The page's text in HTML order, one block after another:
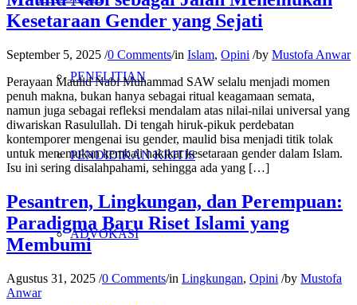
PENELITIAN
PENDIDIKAN KRITIS
ADVOKASI
Kesetaraan Gender yang Sejati
September 5, 2025 /0 Comments/in Islam, Opini /by Mustofa Anwar
Perayaan Maulid Nabi Muhammad SAW selalu menjadi momen
penuh makna, bukan hanya sebagai ritual keagamaan semata,
namun juga sebagai refleksi mendalam atas nilai-nilai universal yang
diwariskan Rasulullah. Di tengah hiruk-pikuk perdebatan
kontemporer mengenai isu gender, maulid bisa menjadi titik tolak
untuk menemukan kembali hakikat kesetaraan gender dalam Islam.
Isu ini sering disalahpahami, sehingga ada yang […]
Pesantren, Lingkungan, dan Perempuan:
Paradigma Baru Riset Islami yang
Membumi
Agustus 31, 2025 /0 Comments/in Lingkungan, Opini /by Mustofa
Anwar